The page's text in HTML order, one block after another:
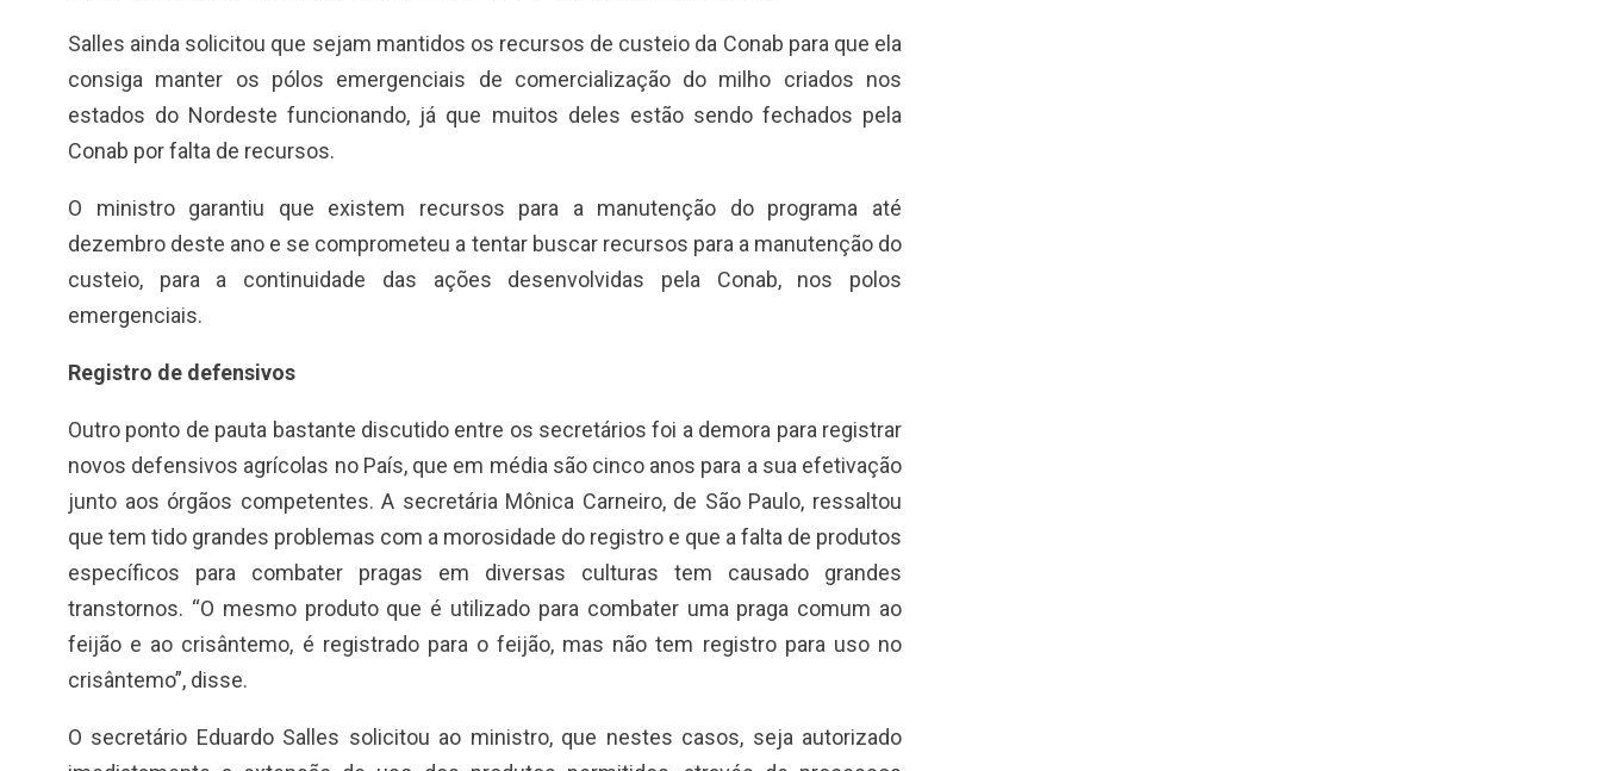
Salles ainda solicitou que sejam mantidos os recursos de custeio da Conab para que ela
consiga manter os pólos emergenciais de comercialização do milho criados nos
estados do Nordeste funcionando, já que muitos deles estão sendo fechados pela
Conab por falta de recursos.
O ministro garantiu que existem recursos para a manutenção do programa até
dezembro deste ano e se comprometeu a tentar buscar recursos para a manutenção do
custeio, para a continuidade das ações desenvolvidas pela Conab, nos polos
emergenciais.
Registro de defensivos
Outro ponto de pauta bastante discutido entre os secretários foi a demora para registrar
novos defensivos agrícolas no País, que em média são cinco anos para a sua efetivação
junto aos órgãos competentes. A secretária Mônica Carneiro, de São Paulo, ressaltou
que tem tido grandes problemas com a morosidade do registro e que a falta de produtos
específicos para combater pragas em diversas culturas tem causado grandes
transtornos. “O mesmo produto que é utilizado para combater uma praga comum ao
feijão e ao crisântemo, é registrado para o feijão, mas não tem registro para uso no
crisântemo”, disse.
O secretário Eduardo Salles solicitou ao ministro, que nestes casos, seja autorizado